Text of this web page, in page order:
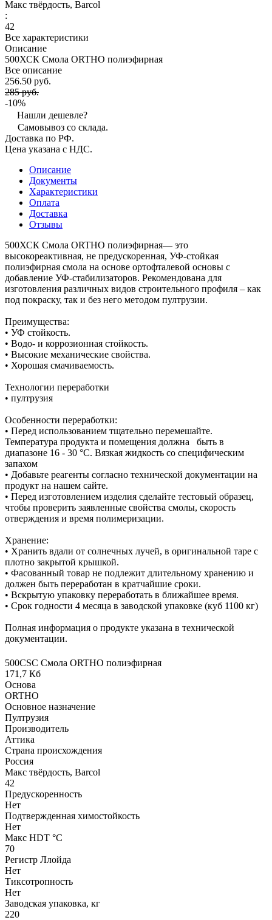
Макс твёрдость, Barcol
:
42
Все характеристики
Описание
500ХСК Смола ORTHO полиэфирная
Все описание
256.50 руб.
285 руб.
-10%
Нашли дешевле?
Самовывоз со склада.
Доставка по РФ.
Цена указана с НДС.
Описание
Документы
Характеристики
Оплата
Доставка
Отзывы
500ХСК Смола ORTHO полиэфирная— это
высокореактивная, не предускоренная, УФ-стойкая
полиэфирная смола на основе ортофталевой основы с
добавление УФ-стабилизаторов. Рекомендована для
изготовления различных видов строительного профиля – как
под покраску, так и без него методом пултрузии.
Преимущества:
• УФ стойкость.
• Водо- и коррозионная стойкость.
• Высокие механические свойства.
• Хорошая смачиваемость.
Технологии переработки
• пултрузия
Особенности переработки:
• Перед использованием тщательно перемешайте.
Температура продукта и помещения должна быть в
диапазоне 16 - 30 °C. Вязкая жидкость со специфическим
запахом
• Добавьте реагенты согласно технической документации на
продукт на нашем сайте.
• Перед изготовлением изделия сделайте тестовый образец,
чтобы проверить заявленные свойства смолы, скорость
отверждения и время полимеризации.
Хранение:
• Хранить вдали от солнечных лучей, в оригинальной таре с
плотно закрытой крышкой.
• Фасованный товар не подлежит длительному хранению и
должен быть переработан в кратчайшие сроки.
• Вскрытую упаковку переработать в ближайшее время.
• Срок годности 4 месяца в заводской упаковке (куб 1100 кг)
Полная информация о продукте указана в технической
документации.
500CSC Смола ORTHO полиэфирная
171,7 Кб
Основа
ORTHO
Основное назначение
Пултрузия
Производитель
Аттика
Страна происхождения
Россия
Макс твёрдость, Barcol
42
Предускоренность
Нет
Подтвержденная химостойкость
Нет
Макс HDT °С
70
Регистр Ллойда
Нет
Тиксотропность
Нет
Заводская упаковка, кг
220